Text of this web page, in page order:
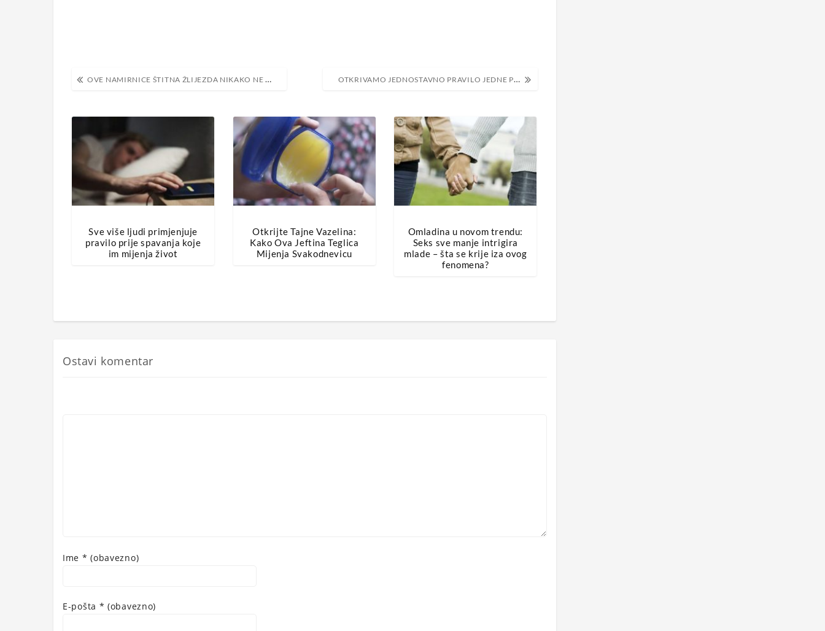
Navigacija
OVE NAMIRNICE ŠTITNA ŽLIJEZDA NIKAKO NE VOLI OTKRIVAMO JEDNOSTAVNO PRAVILO JEDNE POVRŠINE: KAKO BRZO I EFIKASNO OČISTITI SVOJ DOM!
Sve više ljudi primjenjuje
pravilo prije spavanja koje
im mijenja život
Otkrijte Tajne Vazelina:
Kako Ova Jeftina Teglica
Mijenja Svakodnevicu
Omladina u novom trendu:
Seks sve manje intrigira
mlade – šta se krije iza ovog
fenomena?
Ostavi komentar
Ime * (obavezno)
E-pošta * (obavezno)